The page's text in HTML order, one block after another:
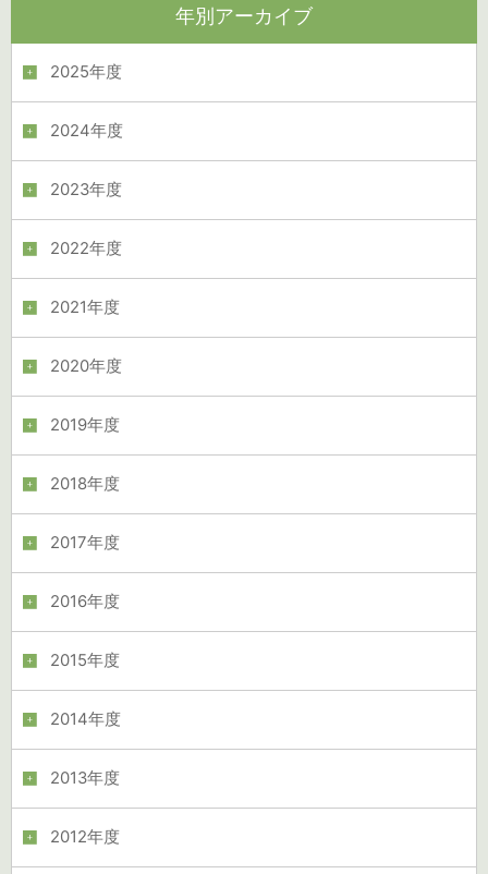
年別アーカイブ
2025年度
2024年度
2023年度
2022年度
2021年度
2020年度
2019年度
2018年度
2017年度
2016年度
2015年度
2014年度
2013年度
2012年度